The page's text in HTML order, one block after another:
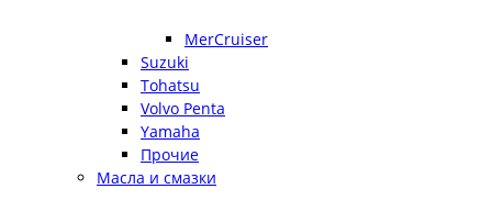
MerCruiser
Suzuki
Tohatsu
Volvo Penta
Yamaha
Прочие
Масла и смазки